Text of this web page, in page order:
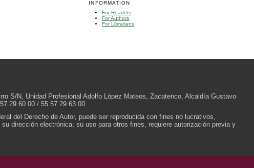
INFORMATION
For Readers
For Authors
For Librarians
S/N, Unidad Profesional Adolfo López Mateos, Zacatenco, Alcaldía Gustavo
29 60 00 / 55 57 29 63 00.
del Derecho de Autor, puede ser reproducida con fines no lucrativos,
dirección electrónica; su uso para otros fines, requiere autorización previa y